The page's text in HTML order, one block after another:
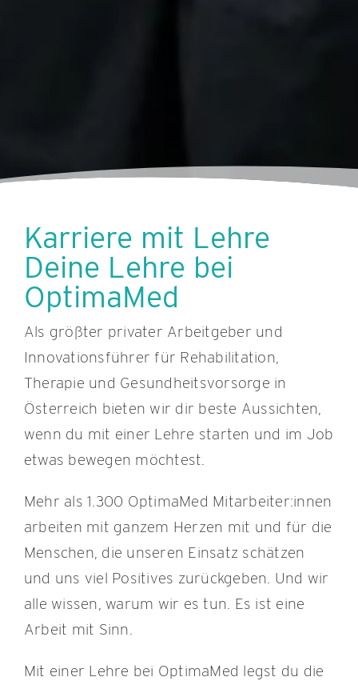
Karriere mit Lehre
Deine Lehre bei
OptimaMed
Als größter privater Arbeitgeber und
Innovationsführer für Rehabilitation,
Therapie und Gesundheitsvorsorge in
Österreich bieten wir dir beste Aussichten,
wenn du mit einer Lehre starten und im Job
etwas bewegen möchtest.
Mehr als 1.300 OptimaMed Mitarbeiter:innen
arbeiten mit ganzem Herzen mit und für die
Menschen, die unseren Einsatz schätzen
und uns viel Positives zurückgeben. Und wir
alle wissen, warum wir es tun. Es ist eine
Arbeit mit Sinn.
Mit einer Lehre bei OptimaMed legst du die